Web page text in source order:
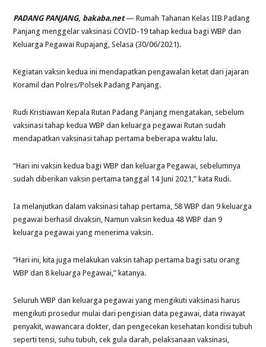
PADANG PANJANG, bakaba.net — Rumah Tahanan Kelas IIB Padang
Panjang menggelar vaksinasi COVID-19 tahap kedua bagi WBP dan
Keluarga Pegawai Rupajang, Selasa (30/06/2021).
Kegiatan vaksin kedua ini mendapatkan pengawalan ketat dari jajaran
Koramil dan Polres/Polsek Padang Panjang.
Rudi Kristiawan Kepala Rutan Padang Panjang mengatakan, sebelum
vaksinasi tahap kedua WBP dan keluarga pegawai Rutan sudah
mendapatkan vaksinasi tahap pertama beberapa waktu lalu.
“Hari ini vaksin kedua bagi WBP dan keluarga Pegawai, sebelumnya
sudah diberikan vaksin pertama tanggal 14 Juni 2021,” kata Rudi.
Ia melanjutkan dalam vaksinasi tahap pertama, 58 WBP dan 9 keluarga
pegawai berhasil divaksin, Namun vaksin kedua 48 WBP dan 9
keluarga pegawai yang menerima vaksin.
“Hari ini, kita juga melakukan vaksin tahap pertama bagi satu orang
WBP dan 8 keluarga Pegawai,” katanya.
Seluruh WBP dan keluarga pegawai yang mengikuti vaksinasi harus
mengikuti prosedur mulai dari pengisian data pegawai, data riwayat
penyakit, wawancara dokter, dan pengecekan kesehatan kondisi tubuh
seperti tensi, suhu tubuh, cek gula darah, pelaksanaan vaksinasi,